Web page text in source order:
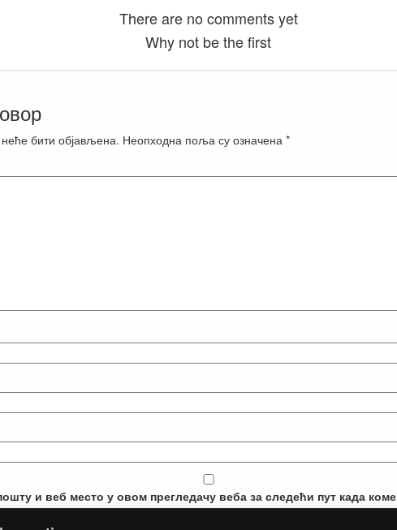
There are no comments yet
Why not be the first
бити објављена. Неопходна поља су означена *
и веб место у овом прегледачу веба за следећи пут када